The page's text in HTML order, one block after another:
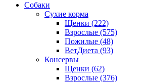
Собаки
Сухие корма
Щенки (222)
Взрослые (575)
Пожилые (48)
ВетДиета (93)
Консервы
Щенки (62)
Взрослые (376)